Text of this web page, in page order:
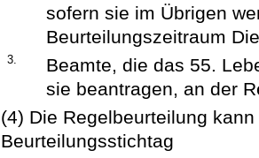
sofern sie im Übrigen
Beurteilungszeitraum
3.
Beamte, die das 55.
sie beantragen, an der
(4) Die Regelbeurteilung
Beurteilungsstichtag